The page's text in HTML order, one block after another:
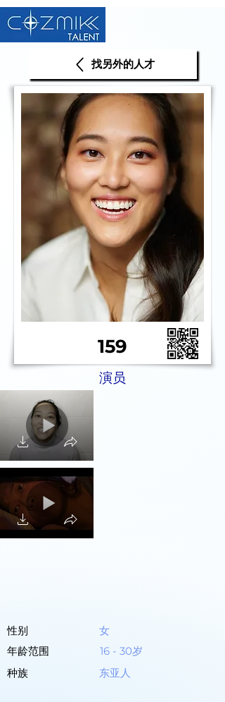
找另外的人才
159
演员
性别
女
年龄范围
16 - 30岁
种族
东亚人